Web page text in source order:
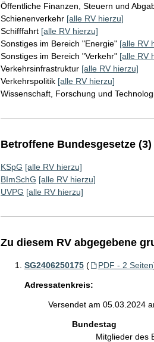
Öffentliche Finanzen, Steuern und
Schienenverkehr [alle RV hierzu]
Schifffahrt [alle RV hierzu]
Sonstiges im Bereich "Energie" [alle RV
Sonstiges im Bereich "Verkehr" [alle RV
Verkehrsinfrastruktur [alle RV hierzu]
Verkehrspolitik [alle RV hierzu]
Wissenschaft, Forschung und
Betroffene Bundesgesetze (3)
KSpG [alle RV hierzu]
BImSchG [alle RV hierzu]
UVPG [alle RV hierzu]
Zu diesem RV abgegebene
SG2406250175 ( PDF - 2 Seiten
Adressatenkreis:
Versendet am 05.03.2024
Bundestag
Mitglieder des